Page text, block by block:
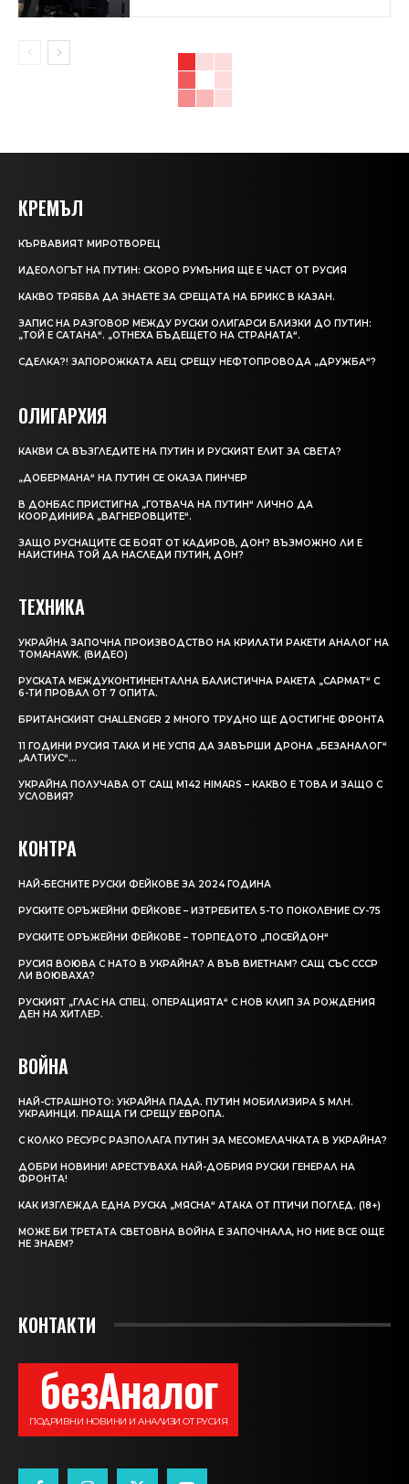
КРЕМЪЛ
КЪРВАВИЯT МИРОТВОРЕЦ
ИДЕОЛОГЪТ НА ПУТИН: СКОРО РУМЪНИЯ ЩЕ Е ЧАСТ ОТ РУСИЯ
КАКВО ТРЯБВА ДА ЗНАЕТЕ ЗА СРЕЩАТА НА БРИКС В КАЗАН.
ЗАПИС НА РАЗГОВОР МЕЖДУ РУСКИ ОЛИГАРСИ БЛИЗКИ ДО ПУТИН:
„ТОЙ Е САТАНА“. „ОТНЕХА БЪДЕЩЕТО НА СТРАНАТА“.
СДЕЛКА?! ЗАПОРОЖКАТА АЕЦ СРЕЩУ НЕФТОПРОВОДА „ДРУЖБА“?
ОЛИГАРХИЯ
КАКВИ СА ВЪЗГЛЕДИТЕ НА ПУТИН И РУСКИЯТ ЕЛИТ ЗА СВЕТА?
„ДОБЕРМАНА“ НА ПУТИН СЕ ОКАЗА ПИНЧЕР
В ДОНБАС ПРИСТИГНА „ГОТВАЧА НА ПУТИН“ ЛИЧНО ДА
КООРДИНИРА „ВАГНЕРОВЦИТЕ“.
ЗАЩО РУСНАЦИТЕ СЕ БОЯТ ОТ КАДИРОВ, ДОН? ВЪЗМОЖНО ЛИ Е
НАИСТИНА ТОЙ ДА НАСЛЕДИ ПУТИН, ДОН?
ТЕХНИКА
УКРАЙНА ЗАПОЧНА ПРОИЗВОДСТВО НА КРИЛАТИ РАКЕТИ АНАЛОГ НА
TOMAHAWK. (ВИДЕО)
РУСКАТА МЕЖДУКОНТИНЕНТАЛНА БАЛИСТИЧНА РАКЕТА „САРМАТ“ С
6-ТИ ПРОВАЛ ОТ 7 ОПИТА.
БРИТАНСКИЯТ CHALLENGER 2 МНОГО ТРУДНО ЩЕ ДОСТИГНЕ ФРОНТА
11 ГОДИНИ РУСИЯ ТАКА И НЕ УСПЯ ДА ЗАВЪРШИ ДРОНА „БЕЗАНАЛОГ“
„АЛТИУС“…
УКРАЙНА ПОЛУЧАВА ОТ САЩ M142 HIMARS – КАКВО Е ТОВА И ЗАЩО С
УСЛОВИЯ?
КОНТРА
НАЙ-БЕСНИТЕ РУСКИ ФЕЙКОВЕ ЗА 2024 ГОДИНА
РУСКИТЕ ОРЪЖЕЙНИ ФЕЙКОВЕ – ИЗТРЕБИТЕЛ 5-ТО ПОКОЛЕНИЕ СУ-75
РУСКИТЕ ОРЪЖЕЙНИ ФЕЙКОВЕ – ТОРПЕДОТО „ПОСЕЙДОН“
РУСИЯ ВОЮВА С НАТО В УКРАЙНА? А ВЪВ ВИЕТНАМ? САЩ СЪС СССР
ЛИ ВОЮВАХА?
РУСКИЯТ „ГЛАС НА СПЕЦ. ОПЕРАЦИЯТА“ С НОВ КЛИП ЗА РОЖДЕНИЯ
ДЕН НА ХИТЛЕР.
ВОЙНА
НАЙ-СТРАШНОТО: УКРАЙНА ПАДА. ПУТИН МОБИЛИЗИРА 5 МЛН.
УКРАИНЦИ. ПРАЩА ГИ СРЕЩУ ЕВРОПА.
С КОЛКО РЕСУРС РАЗПОЛАГА ПУТИН ЗА МЕСОМЕЛАЧКАТА В УКРАЙНА?
ДОБРИ НОВИНИ! АРЕСТУВАХА НАЙ-ДОБРИЯ РУСКИ ГЕНЕРАЛ НА
ФРОНТА!
КАК ИЗГЛЕЖДА ЕДНА РУСКА „МЯСНА“ АТАКА ОТ ПТИЧИ ПОГЛЕД. (18+)
МОЖЕ БИ ТРЕТАТА СВЕТОВНА ВОЙНА Е ЗАПОЧНАЛА, НО НИЕ ВСЕ ОЩЕ
НЕ ЗНАЕМ?
КОНТАКТИ
безАналог
ПОДРИВНИ НОВИНИ И АНАЛИЗИ ОТ РУСИЯ